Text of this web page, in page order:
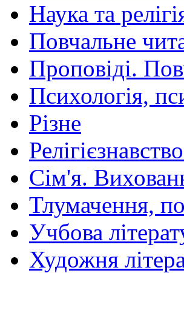
Наука та
Повчальне
Проповіді.
Психологія,
Різне
Сім'я.
Тлумачення,
Учбова
Художня